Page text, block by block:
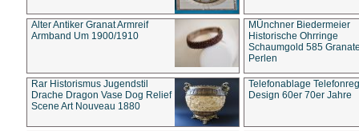
Alter Antiker Granat Armreif
Armband Um 1900/1910
MÜnchner Biedermeier
Historische Ohrringe
Schaumgold 585
Perlen
Rar Historismus Jugendstil
Drache Dragon Vase Dog Relief
Scene Art Nouveau 1880
Telefonablage
Design 60er 70er Jahre